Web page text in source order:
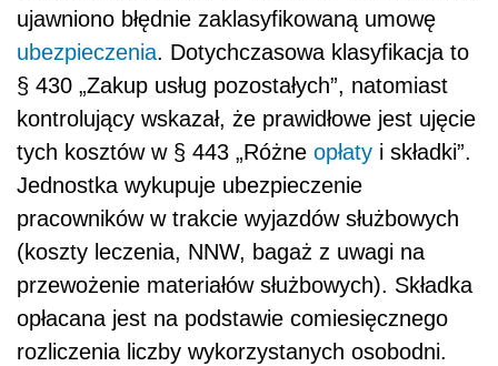
ujawniono błędnie zaklasyfikowaną umowę
ubezpieczenia. Dotychczasowa klasyfikacja to
§ 430 „Zakup usług pozostałych”, natomiast
kontrolujący wskazał, że prawidłowe jest ujęcie
tych kosztów w § 443 „Różne opłaty i składki”.
Jednostka wykupuje ubezpieczenie
pracowników w trakcie wyjazdów służbowych
(koszty leczenia, NNW, bagaż z uwagi na
przewożenie materiałów służbowych). Składka
opłacana jest na podstawie comiesięcznego
rozliczenia liczby wykorzystanych osobodni.